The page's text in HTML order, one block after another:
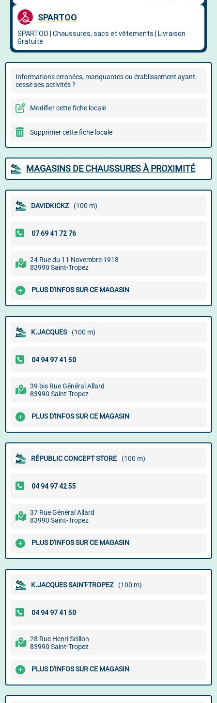
Informations erronées, manquantes ou établissement ayant
cessé ses activités ?
Modifier cette fiche locale
Supprimer cette fiche locale
MAGASINS DE CHAUSSURES À PROXIMITÉ
DAVIDKICKZ (100 m)
24 Rue du 11 Novembre 1918
83990 Saint-Tropez
PLUS D'INFOS SUR CE MAGASIN
K.JACQUES (100 m)
39 bis Rue Général Allard
83990 Saint-Tropez
PLUS D'INFOS SUR CE MAGASIN
RÉPUBLIC CONCEPT STORE (100 m)
37 Rue Général Allard
83990 Saint-Tropez
PLUS D'INFOS SUR CE MAGASIN
K.JACQUES SAINT-TROPEZ (100 m)
28 Rue Henri Seillon
83990 Saint-Tropez
PLUS D'INFOS SUR CE MAGASIN